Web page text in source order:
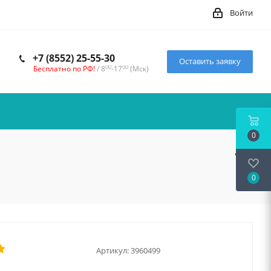
Войти
+7 (8552) 25-55-30
Бесплатно по РФ!/ 800-1700 (Мск)
Оставить заявку
Артикул:3960499
0
0